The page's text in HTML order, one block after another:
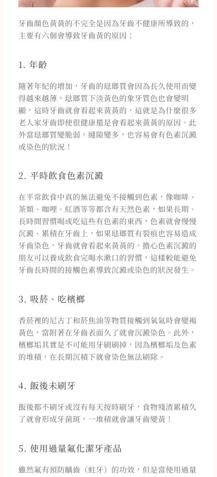
牙齒顏色黃黃的不完全是因為牙齒不健康所導致的，
主要有六個會導致牙齒黃的原因：
1. 年齡
隨著年紀的增加，牙齒的琺瑯質會因為長久使用而變
得越來越薄，琺瑯質下淡黃色的象牙質色也會變明
顯，這時牙齒就會看起來黃黃的，這就是為什麼很多
老人家牙齒即使很健康還是會看起來黃黃的原因。此
外當琺瑯質變脆弱，縫隙變多，也容易會有色素沉澱
或染色的狀況！
2. 平時飲食色素沉澱
在平常飲食中真的無法避免不接觸到色素，像咖啡、
茶類、咖哩、紅酒等等都含有天然色素，如果長期、
長時間習慣喝或吃這些有色素的東西，色素就會慢慢
沉澱、累積在牙齒上，如果琺瑯質有裂痕也容易造成
牙齒染色，牙齒就會看起來黃黃的。擔心色素沉澱的
朋友可以養成飲食完喝水漱口的習慣，這樣較能避免
牙齒長時間的接觸色素導致沉澱或染色的狀況發生。
3. 吸菸、吃檳榔
香菸裡的尼古丁和菸焦油等物質接觸到氧氣時會變褐
黃色，當附著在牙齒表面久了就會沉澱染色。此外，
檳榔垢其實是不可能用牙刷刷掉，因為檳榔垢及色素
的堆積，在長期沉積下就會染色無法刷除。
4. 飯後未刷牙
飯後都不刷牙或沒有每天按時刷牙，食物殘渣累積久
了就會形成牙菌斑，一堆積就會讓牙齒變黃！
5. 使用過量氟化潔牙產品
雖然氟有預防齲齒（蛀牙）的功效，但是當使用過量